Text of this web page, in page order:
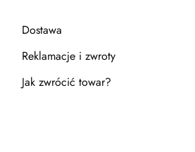
Dostawa
Reklamacje i zwroty
Jak zwrócić towar?